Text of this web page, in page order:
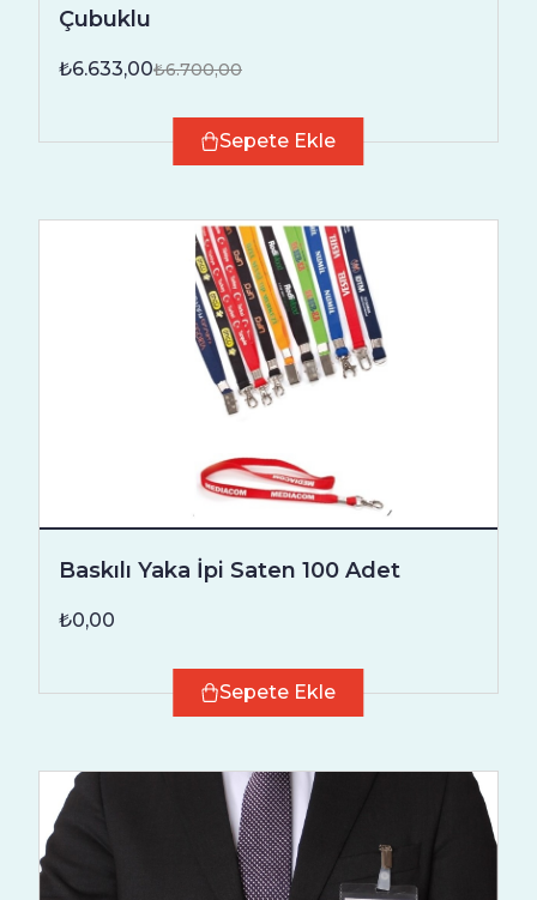
Çubuklu
₺6.633,00₺6.700,00
Sepete Ekle
Baskılı Yaka İpi Saten 100 Adet
₺0,00
Sepete Ekle